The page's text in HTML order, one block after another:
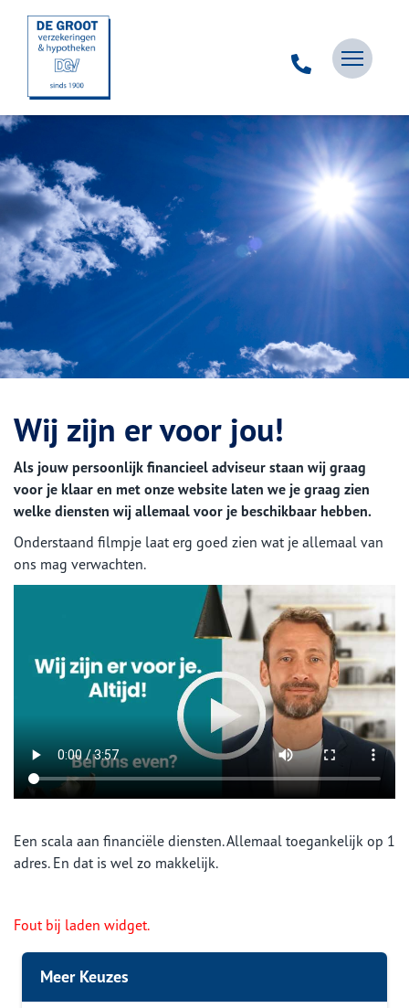
Wij zijn er voor jou!
Als jouw persoonlijk financieel adviseur staan wij graag
voor je klaar en met onze website laten we je graag zien
welke diensten wij allemaal voor je beschikbaar hebben.
Onderstaand filmpje laat erg goed zien wat je allemaal van
ons mag verwachten.
Een scala aan financiële diensten. Allemaal toegankelijk op 1
adres. En dat is wel zo makkelijk.
Fout bij laden widget.
Meer Keuzes